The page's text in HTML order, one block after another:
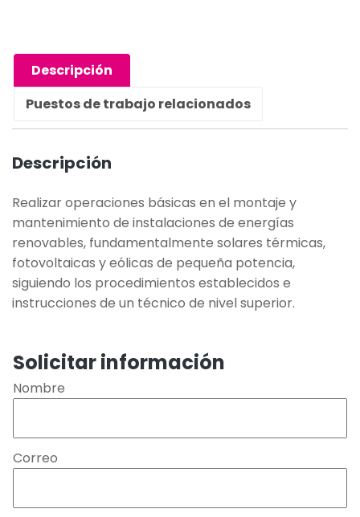
Descripción
Puestos de trabajo relacionados
Descripción
Realizar operaciones básicas en el montaje y
mantenimiento de instalaciones de energías
renovables, fundamentalmente solares térmicas,
fotovoltaicas y eólicas de pequeña potencia,
siguiendo los procedimientos establecidos e
instrucciones de un técnico de nivel superior.
Solicitar información
Nombre
Correo